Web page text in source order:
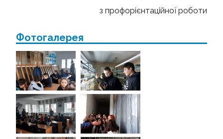
з профорієнтаційної роботи
Фотогалерея